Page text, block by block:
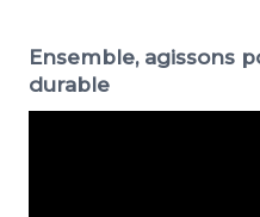
Ensemble, agissons
durable